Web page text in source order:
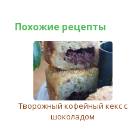
Похожие рецепты
Творожный кофейный кекс с
шоколадом